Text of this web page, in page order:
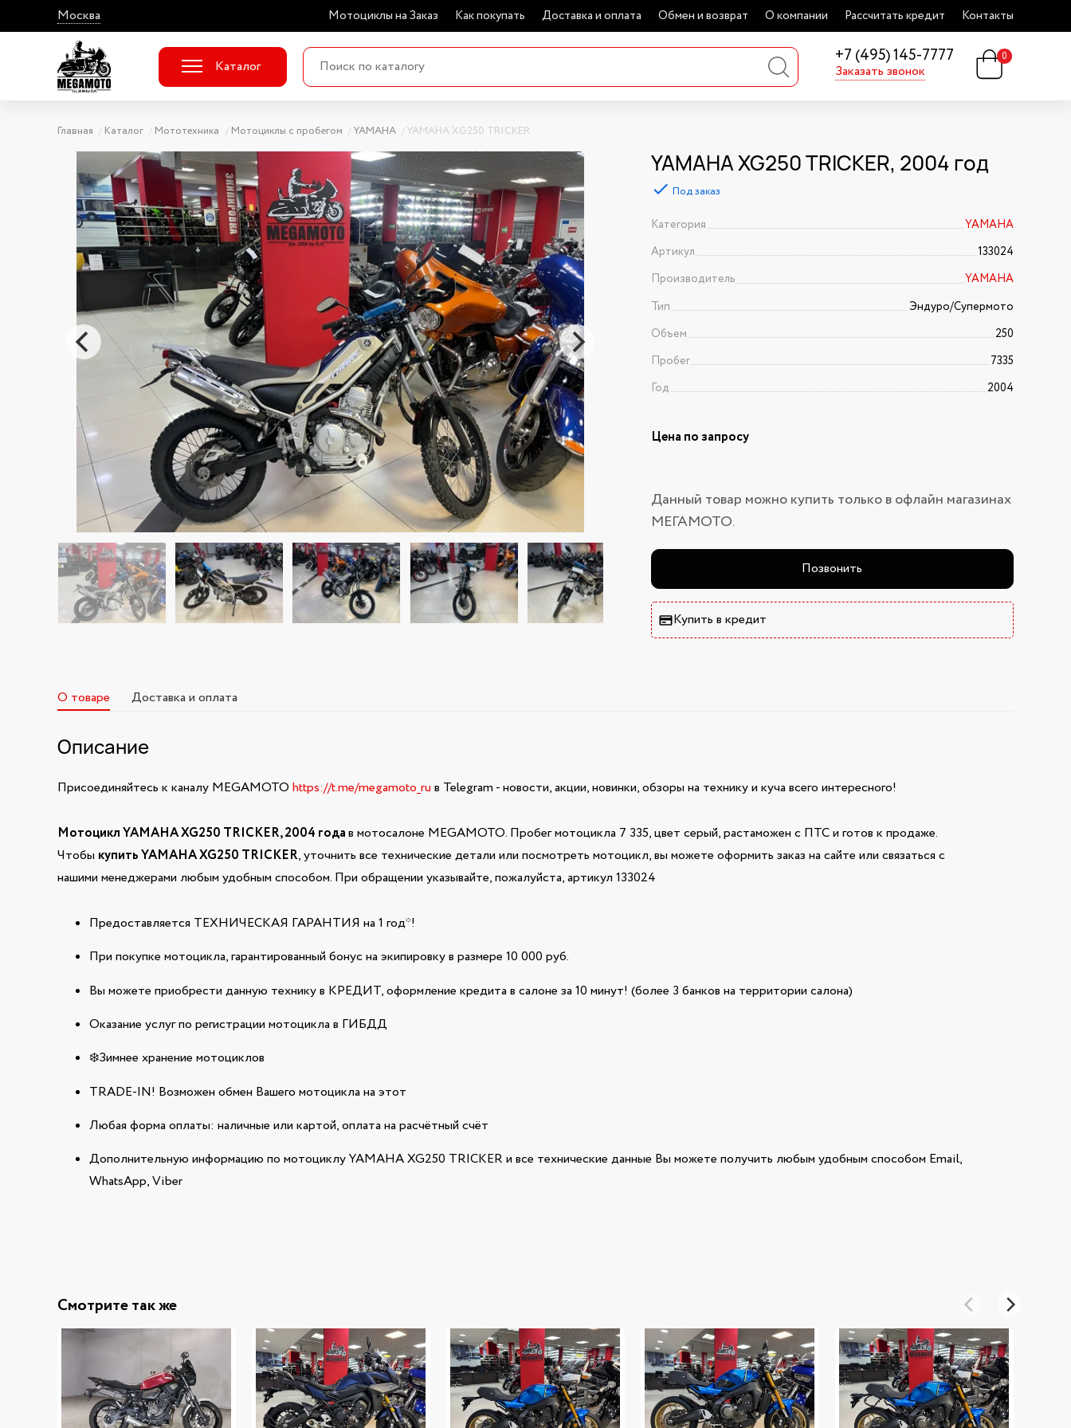
Москва Мотоциклы на Заказ Как покупать Доставка и оплата Обмен и возврат О компании Рассчитать кредит Контакты
+7 (495) 145-7777
Заказать звонок
Каталог
0
Главная Каталог Мототехника Мотоциклы с пробегом YAMAHA YAMAHA XG250 TRICKER
YAMAHA XG250 TRICKER, 2004 год
Под заказ
Категория
YAMAHA
Артикул
133024
Производитель
YAMAHA
Тип
Эндуро/Супермото
Объем
250
Пробег
7335
Год
2004
Цена по запросу
Данный товар можно купить только в офлайн магазинах
МЕГАМОТО.
Позвонить
Купить в кредит
О товаре Доставка и оплата
Описание
Присоединяйтесь к каналу MEGAMOTO https://t.me/megamoto_ru в Telegram - новости, акции, новинки, обзоры на технику и куча всего интересного!
Мотоцикл YAMAHA XG250 TRICKER, 2004 годав мотосалоне MEGAMOTO. Пробег мотоцикла 7 335, цвет серый, растаможен с ПТС и готов к продаже.
Чтобы купить YAMAHA XG250 TRICKER, уточнить все технические детали или посмотреть мотоцикл, вы можете оформить заказ на сайте или связаться с
нашими менеджерами любым удобным способом. При обращении указывайте, пожалуйста, артикул 133024
Предоставляется ТЕХНИЧЕСКАЯ ГАРАНТИЯ на 1 год*!
При покупке мотоцикла, гарантированный бонус на экипировку в размере 10 000 руб.
Вы можете приобрести данную технику в КРЕДИТ, оформление кредита в салоне за 10 минут! (более 3 банков на территории салона)
Оказание услуг по регистрации мотоцикла в ГИБДД
❄️Зимнее хранение мотоциклов
TRADE-IN! Возможен обмен Вашего мотоцикла на этот
Любая форма оплаты: наличные или картой, оплата на расчётный счёт
Дополнительную информацию по мотоциклу YAMAHA XG250 TRICKER и все технические данные Вы можете получить любым удобным способом Email,
WhatsApp, Viber
Смотрите так же